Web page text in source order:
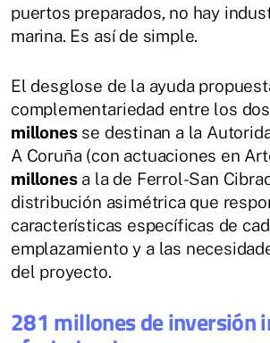
puertos preparados, no hay
marina. Es así de simple.
El desglose de la ayuda
complementariedad entre los
millonesse destinan a la
A Coruña (con actuaciones en
millonesa la de Ferrol-San
distribución asimétrica que
características específicas de
emplazamiento y a las
del proyecto.
281 millones de inversión